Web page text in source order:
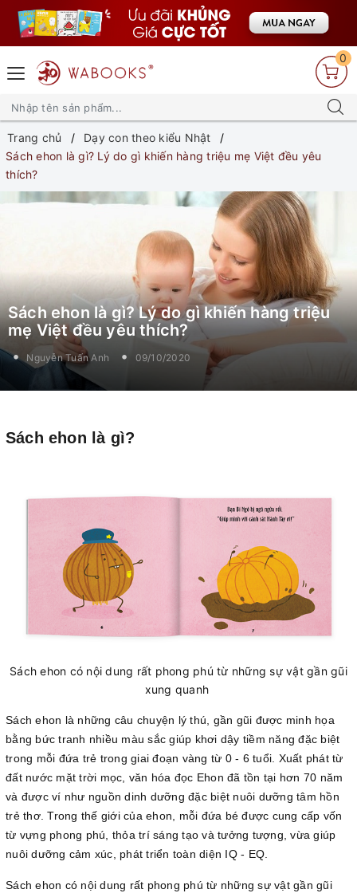
0
Trang chủ
Dạy con theo kiểu Nhật
Sách ehon là gì? Lý do gì khiến hàng triệu mẹ Việt đều yêu
thích?
Sách ehon là gì? Lý do gì khiến hàng triệu
mẹ Việt đều yêu thích?
Nguyễn Tuấn Anh 09/10/2020
Sách ehon là gì?
Sách ehon có nội dung rất phong phú từ những sự vật gần gũi
xung quanh
Sách ehon là những câu chuyện lý thú, gần gũi được minh họa
bằng bức tranh nhiều màu sắc giúp khơi dậy tiềm năng đặc biệt
trong mỗi đứa trẻ trong giai đoạn vàng từ 0 - 6 tuổi. Xuất phát từ
đất nước mặt trời mọc, văn hóa đọc Ehon đã tồn tại hơn 70 năm
và được ví như nguồn dinh dưỡng đặc biệt nuôi dưỡng tâm hồn
trẻ thơ. Trong thế giới của ehon, mỗi đứa bé được cung cấp vốn
từ vựng phong phú, thỏa trí sáng tạo và tưởng tượng, vừa giúp
nuôi dưỡng cảm xúc, phát triển toàn diện IQ - EQ.
Sách ehon có nội dung rất phong phú từ những sự vật gần gũi